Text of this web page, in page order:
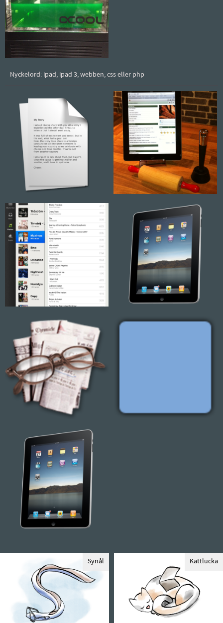
Nyckelord: ipad, ipad 3, webben, css eller php
Synål Kattlucka